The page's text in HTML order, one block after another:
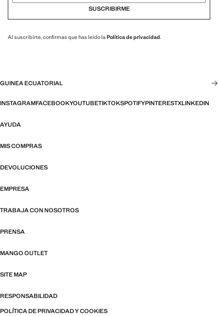
SUSCRIBIRME
Al suscribirte, confirmas que has leído la Política de privacidad.
GUINEA ECUATORIAL
INSTAGRAMFACEBOOKYOUTUBETIKTOKSPOTIFYPINTERESTXLINKEDIN
AYUDA
MIS COMPRAS
DEVOLUCIONES
EMPRESA
TRABAJA CON NOSOTROS
PRENSA
MANGO OUTLET
SITE MAP
RESPONSABILIDAD
POLÍTICA DE PRIVACIDAD Y COOKIES